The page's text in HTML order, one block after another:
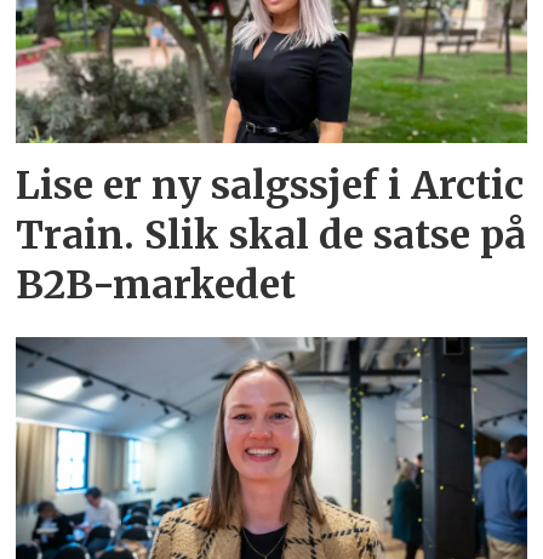
Lise er ny salgssjef i Arctic
Train. Slik skal de satse på
B2B-markedet